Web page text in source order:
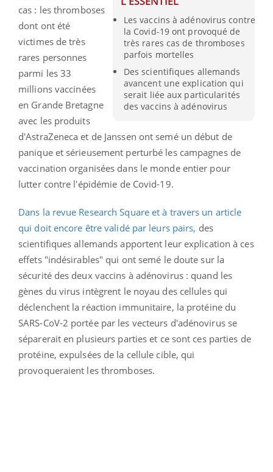
Les vaccins à adénovirus contre
la Covid-19 ont provoqué de
très rares cas de thromboses
parfois mortelles
Des scientifiques allemands
avancent une explication qui
serait liée aux particularités
des vaccins à adénovirus
cas : les thromboses
dont ont été
victimes de très
rares personnes
parmi les 33
millions vaccinées
en Grande Bretagne
avec les produits
d'AstraZeneca et de Janssen ont semé un début de
panique et sérieusement perturbé les campagnes de
vaccination organisées dans le monde entier pour
lutter contre l'épidémie de Covid-19.
Dans la revue Research Square et à travers un article
qui doit encore être validé par leurs pairs, des
scientifiques allemands apportent leur explication à ces
effets "indésirables" qui ont semé le doute sur la
sécurité des deux vaccins à adénovirus : quand les
gènes du virus intègrent le noyau des cellules qui
déclenchent la réaction immunitaire, la protéine du
SARS-CoV-2 portée par les vecteurs d'adénovirus se
séparerait en plusieurs parties et ce sont ces parties de
protéine, expulsées de la cellule cible, qui
provoqueraient les thromboses.